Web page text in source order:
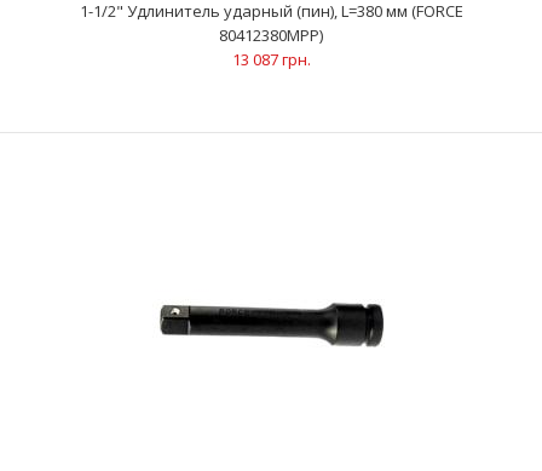
1-1/2" Удлинитель ударный (пин), L=380 мм (FORCE
80412380MPP)
13 087 грн.